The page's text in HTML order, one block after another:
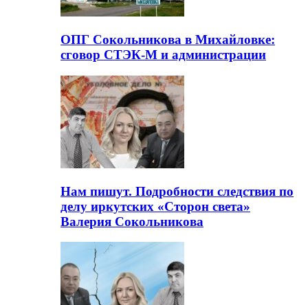
ОПГ Сокольникова в Михайловке:
сговор СТЭК-М и администрации
Нам пишут. Подробности следствия по
делу иркутских «Сторон света»
Валерия Сокольникова